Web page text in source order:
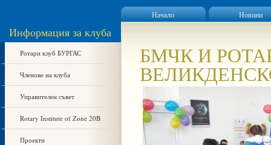
Начало Новини
Информация за клуба
Ротари клуб БУРГАС
Членове на клуба
Управителен съвет
Rotary Institute of Zone 20B
Проекти
БМЧК И